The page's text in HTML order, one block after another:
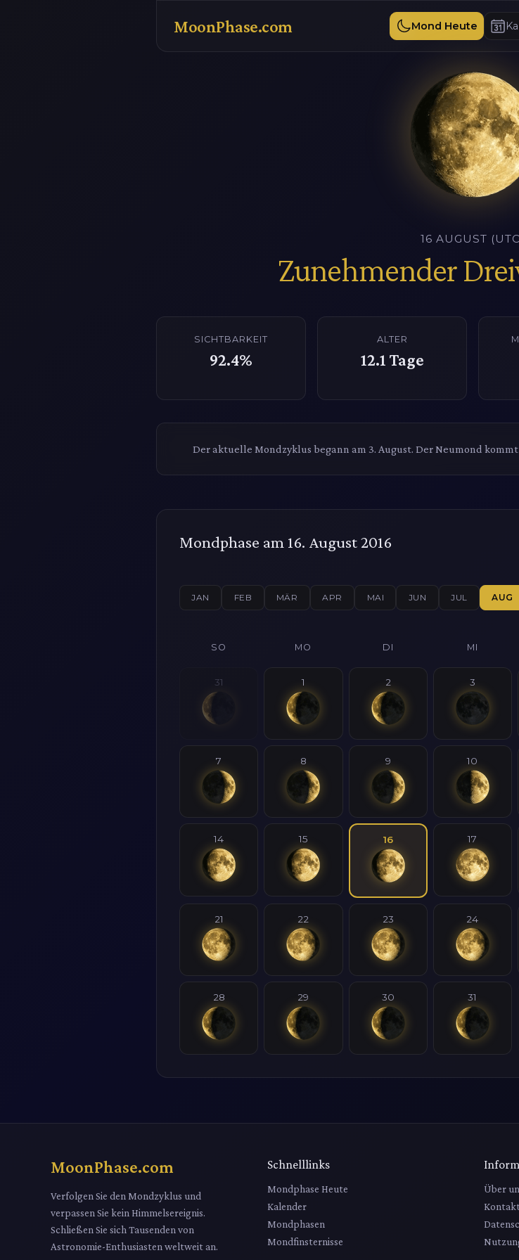
MoonPhase.com Mond Heute
16 AUGUST
Zunehmender
SICHTBARKEIT
92.4%
ALTER
12.1 Tage
Der aktuelle Mondzyklus begann am 3. August. Der Neumond kommt
Mondphase am 16. August 2016
JAN FEB MÄR APR MAI JUN JUL AUG
SO MO DI MI
31 1 2 3
7 8 9 10
14 15 16 17
21 22 23 24
28 29 30 31
MoonPhase.com
Verfolgen Sie den Mondzyklus und
verpassen Sie kein Himmelsereignis.
Schließen Sie sich Tausenden von
Astronomie-Enthusiasten weltweit an.
Schnelllinks
Mondphase Heute
Kalender
Mondphasen
Mondfinsternisse
Über